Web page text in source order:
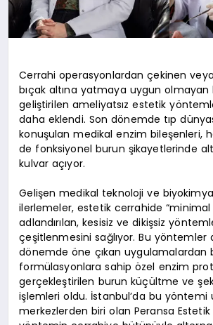
Cerrahi operasyonlardan çekinen
bıçak altına yatmaya uygun olmayan
geliştirilen ameliyatsız estetik
daha eklendi. Son dönemde tıp
konuşulan medikal enzim bileşenleri,
de fonksiyonel burun şikayetlerinde
kulvar açıyor.
Gelişen medikal teknoloji ve
ilerlemeler, estetik cerrahide “minimal
adlandırılan, kesisiz ve dikişsiz
çeşitlenmesini sağlıyor. Bu yöntemler
dönemde öne çıkan uygulamalardan
formülasyonlara sahip özel enzim
gerçekleştirilen burun küçültme ve
işlemleri oldu. İstanbul’da bu yöntemi
merkezlerden biri olan Peransa Estetik